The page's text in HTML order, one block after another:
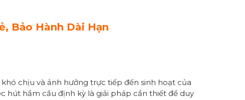
Bảo Hành Dài Hạn
chịu và ảnh hưởng trực tiếp đến sinh hoạt của
hút hầm cầu định kỳ là giải pháp cần thiết để duy